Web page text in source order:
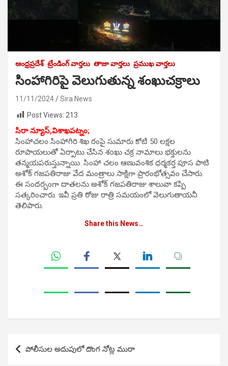
ఆంధ్రప్రదేశ్ ట్రేండింగ్ వార్తలు తాజా వార్తలు ప్రముఖ వార్తలు
సింహాగిరిపై వెలుగుతున్న శంఖుచక్రాలు
11/11/2024
Sira News
Post Views: 213
సిరా న్యూస్,విశాఖపట్నం;
సింహాచలం సింహాగిరి శిఖ రంపై సుమారు కోటి 50 లక్షల
రూపాయలుతో ఏర్పాటు చేసిన శoఖు చక్ర నామాలు భక్తులను
తన్మయపరుస్తున్నాయి. సింహా చలం ఆణువంశిక ధర్మకర్త పూస పాటి
అశోక్ గజపతిరాజు వేద మంత్రాలు సాక్షిగా ప్రారంభోత్సవం చేసారు.
ఈ సందర్బంగా దాతలను అశోక్ గజపతిరాజు శాలువా కప్పి
సత్కరించారు. ఇవీ ప్రతి రోజు రాత్రి సమయంలో వెలుగుతాయనీ
తెలిపారు.
Share this News…
Post
navigation
పోలీసుల అదుపులో దొంగ నోట్ల ముఠా